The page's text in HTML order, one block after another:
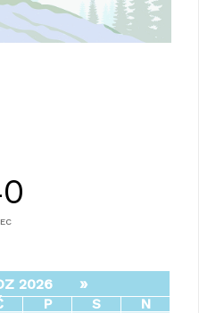
2026 »
P S
N